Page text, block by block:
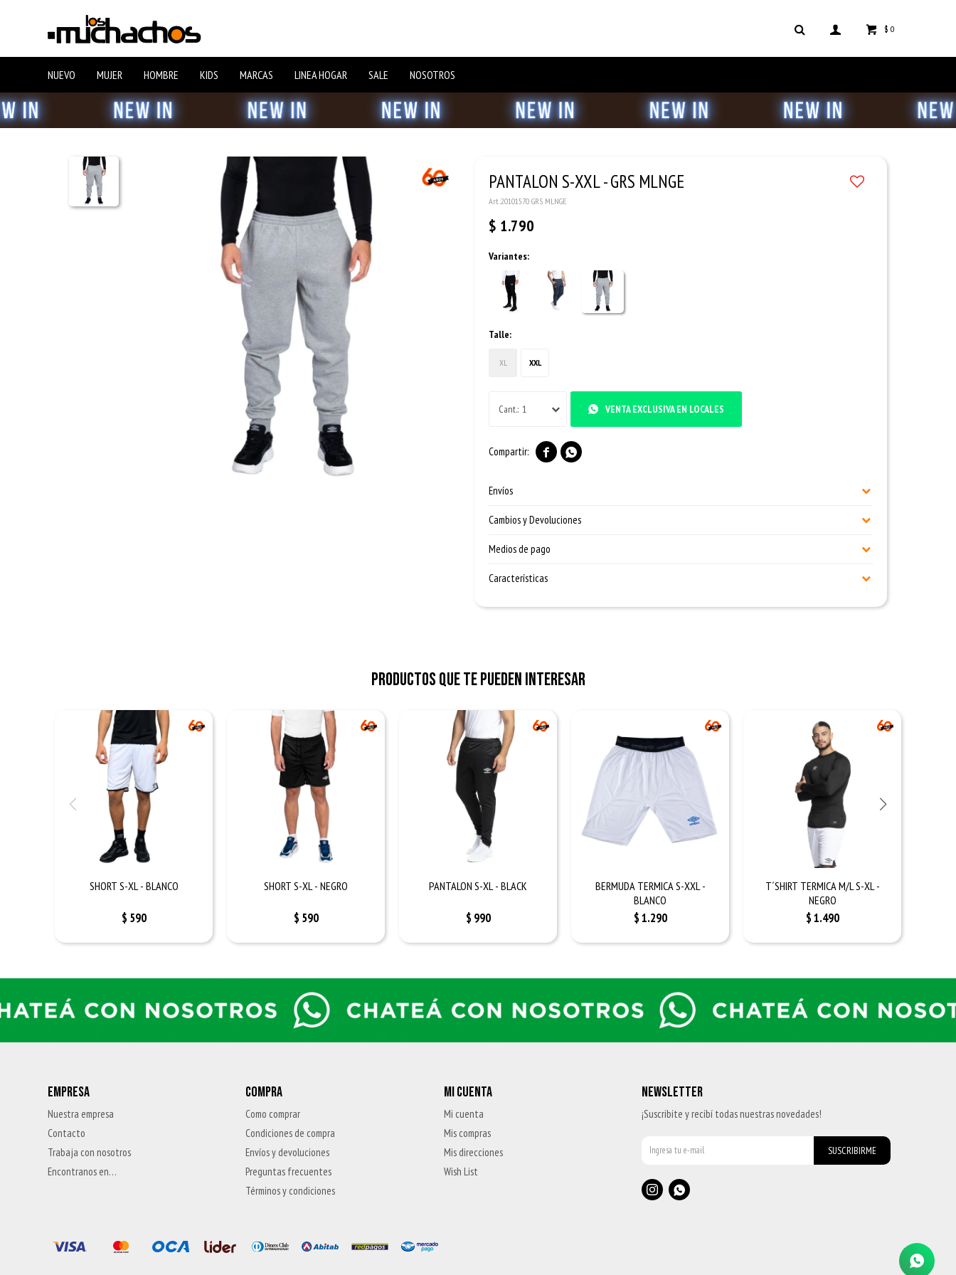
NUEVO MUJER HOMBRE KIDS MARCAS LINEA HOGAR SALE NOSOTROS
$ 0
PANTALON S-XXL - GRS MLNGE
20101570 GRS MLNGE
$ 1.790
Variantes:
Talle:
XL XXL
1 VENTA EXCLUSIVA EN LOCALES
 
Envíos
Cambios y Devoluciones
Medios de pago
Características
Productos que te pueden interesar
SHORT S-XL - BLANCO
$ 590
SHORT S-XL - NEGRO
$ 590
PANTALON S-XL - BLACK
$ 990
BERMUDA TERMICA S-XXL -
BLANCO
$1.290
T´SHIRT TERMICA M/L S-XL -
NEGRO
$1.490
EMPRESA
Nuestra empresa
Contacto
Trabaja con nosotros
Encontranos en…
COMPRA
Como comprar
Condiciones de compra
Envíos y devoluciones
Preguntas frecuentes
Términos y condiciones
MI CUENTA
Mi cuenta
Mis compras
Mis direcciones
Wish List
NEWSLETTER
¡Suscribite y recibí todas nuestras novedades!
SUSCRIBIRME
 